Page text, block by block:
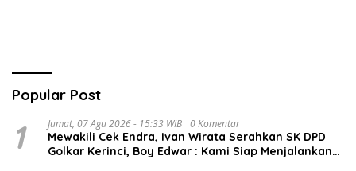
Popular Post
1 Jumat, 07 Agu 2026 - 15:33 WIB 0 Komentar
Mewakili Cek Endra, Ivan Wirata Serahkan SK DPD
Golkar Kerinci, Boy Edwar : Kami Siap Menjalankan